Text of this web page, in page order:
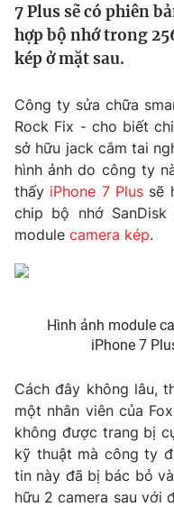
Tin tức
Thế giới đó đây
Kinh tế
Tài chính
Thị trường
Góc doanh nghiệp
Truyền hình
Phim VTV
Hậu trường
Khán giả
Giải sao mai
Giải trí
Điện ảnh
Âm nhạc
Đời sống
Du lịch
Làm đẹp
Chất lượng cuộc sống
Tuyển sinh
Công nghệ
Hitech Công nghệ
Sản phẩm
Thị trường
Tư vấn
Giao lưu trực tuyến
Lịch phát sóng
7 Plus sẽ có phiên
hợp bộ nhớ trong
kép ở mặt sau.
Công ty sửa chữa
Rock Fix - cho biết
sở hữu jack cắm tai
hình ảnh do công ty
thấy iPhone 7 Plus sẽ
chip bộ nhớ
module camera kép.
Hình ảnh module
iPhone 7
Cách đây không lâu,
một nhân viên của
không được trang bị
kỹ thuật mà công ty
tin này đã bị bác bỏ
hữu 2 camera sau với